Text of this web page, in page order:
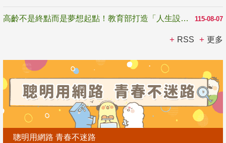
115-08-07
高齡不是終點而是夢想起點！教育部打造「人生設計夢工場」 參展第3屆高齡健康產業博覽會
RSS 更多
聰明用網路 青春不迷路